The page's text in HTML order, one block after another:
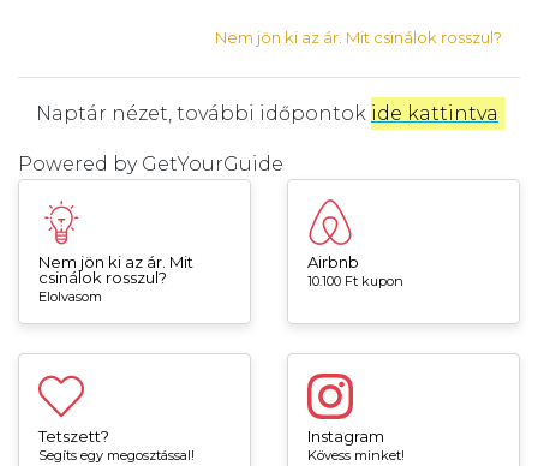
Nem jön ki az ár. Mit csinálok rosszul?
Naptár nézet, további időpontok ide kattintva
Powered by GetYourGuide
Nem jön ki az ár. Mit
csinálok rosszul?
Elolvasom
Airbnb
10.100 Ft kupon
Tetszett?
Segíts egy megosztással!
Instagram
Kövess minket!